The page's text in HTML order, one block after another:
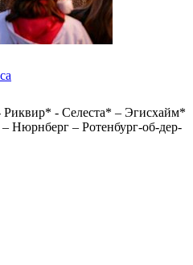
Риквир* - Селеста* – Эгисхайм*
Нюрнберг – Ротенбург-об-дер-